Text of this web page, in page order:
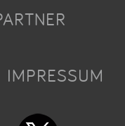
IMPRESSUM